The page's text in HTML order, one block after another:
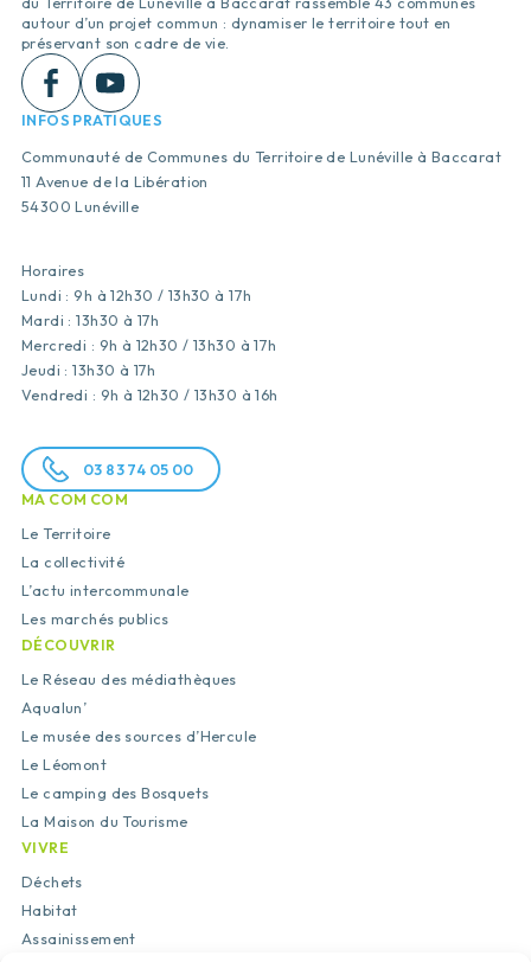
autour d’un projet commun : dynamiser le territoire tout en
préservant son cadre de vie.
MA COM COM
Le Territoire
La collectivité
L’actu intercommunale
Les marchés publics
DÉCOUVRIR
Le Réseau des médiathèques
Aqualun’
Le musée des sources d’Hercule
Le Léomont
Le camping des Bosquets
La Maison du Tourisme
VIVRE
Déchets
Habitat
Assainissement
INFOS PRATIQUES
Communauté de Communes du Territoire de Lunéville à Baccarat
11 Avenue de la Libération
54300 Lunéville
Horaires
Lundi : 9h à 12h30 / 13h30 à 17h
Mardi : 13h30 à 17h
Mercredi : 9h à 12h30 / 13h30 à 17h
Jeudi : 13h30 à 17h
Vendredi : 9h à 12h30 / 13h30 à 16h
03 83 74 05 00